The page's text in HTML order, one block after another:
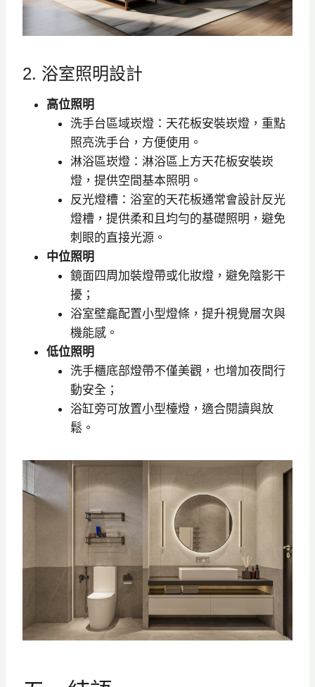
2. 浴室照明設計
高位照明
洗手台區域崁燈：天花板安裝崁燈，重點
照亮洗手台，方便使用。
淋浴區崁燈：淋浴區上方天花板安裝崁
燈，提供空間基本照明。
反光燈槽：浴室的天花板通常會設計反光
燈槽，提供柔和且均勻的基礎照明，避免
刺眼的直接光源。
中位照明
鏡面四周加裝燈帶或化妝燈，避免陰影干
擾；
浴室壁龕配置小型燈條，提升視覺層次與
機能感。
低位照明
洗手櫃底部燈帶不僅美觀，也增加夜間行
動安全；
浴缸旁可放置小型檯燈，適合閱讀與放
鬆。